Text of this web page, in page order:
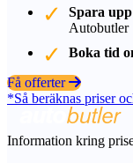
Spara
Autobutler
Boka tid
Få offerter
*Så beräknas priser
Information kring